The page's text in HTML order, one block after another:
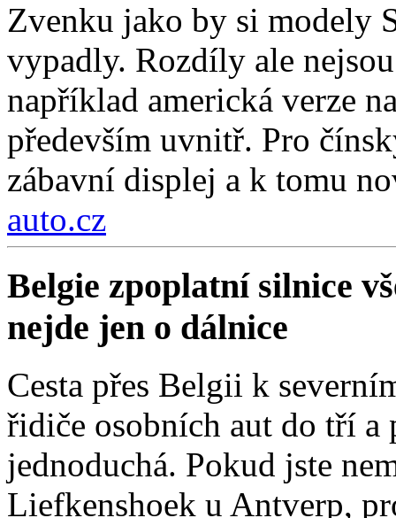
Zvenku jako by si modely
vypadly. Rozdíly ale
například americká verze
především uvnitř. Pro
zábavní displej a k tomu
auto.cz
Belgie zpoplatní silnice
nejde jen o dálnice
Cesta přes Belgii k
řidiče osobních aut do tří
jednoduchá. Pokud jste
Liefkenshoek u Antverp,